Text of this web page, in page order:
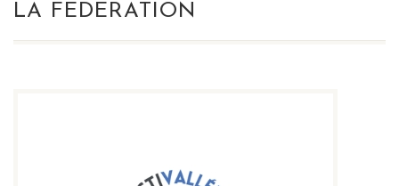
LA FEDERATION